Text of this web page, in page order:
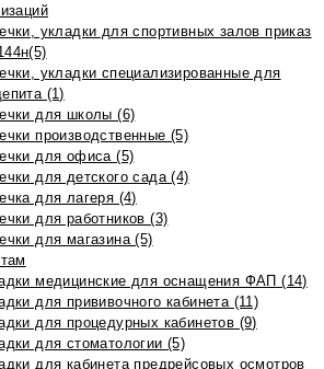
укладки для спортивных залов приказ
укладки специализированные для
(1)
для школы (6)
производственные (5)
для офиса (5)
для детского сада (4)
для лагеря (4)
для работников (3)
для магазина (5)
медицинские для оснащения ФАП (14)
для прививочного кабинета (11)
для процедурных кабинетов (9)
для стоматологии (5)
для кабинета предрейсовых осмотров